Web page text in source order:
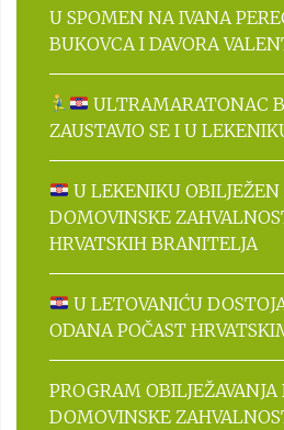
U SPOMEN NA IVANA
BUKOVCA I DAVORA
ULTRAMARATONAC
ZAUSTAVIO SE I U
U LEKENIKU OBILJEŽEN
DOMOVINSKE
HRVATSKIH BRANITELJA
U LETOVANIĆU
ODANA POČAST
PROGRAM
DOMOVINSKE